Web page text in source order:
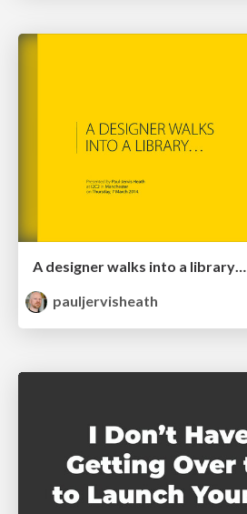
A designer walks into a library…
pauljervisheath